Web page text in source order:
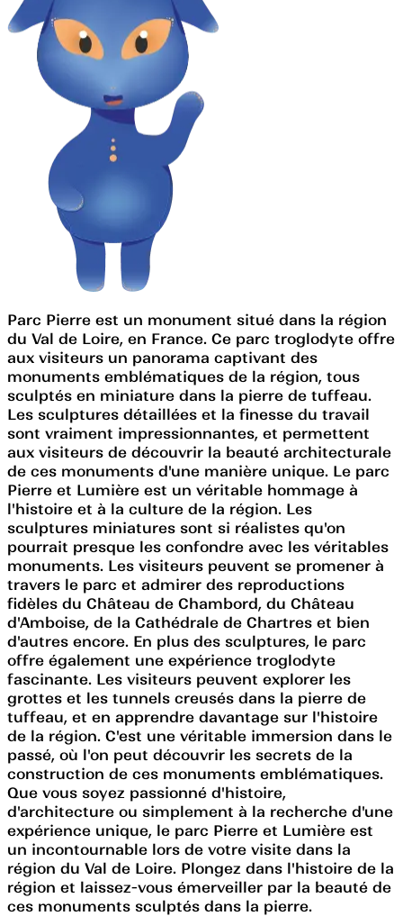
Parc Pierre est un monument situé dans la région
du Val de Loire, en France. Ce parc troglodyte offre
aux visiteurs un panorama captivant des
monuments emblématiques de la région, tous
sculptés en miniature dans la pierre de tuffeau.
Les sculptures détaillées et la finesse du travail
sont vraiment impressionnantes, et permettent
aux visiteurs de découvrir la beauté architecturale
de ces monuments d'une manière unique. Le parc
Pierre et Lumière est un véritable hommage à
l'histoire et à la culture de la région. Les
sculptures miniatures sont si réalistes qu'on
pourrait presque les confondre avec les véritables
monuments. Les visiteurs peuvent se promener à
travers le parc et admirer des reproductions
fidèles du Château de Chambord, du Château
d'Amboise, de la Cathédrale de Chartres et bien
d'autres encore. En plus des sculptures, le parc
offre également une expérience troglodyte
fascinante. Les visiteurs peuvent explorer les
grottes et les tunnels creusés dans la pierre de
tuffeau, et en apprendre davantage sur l'histoire
de la région. C'est une véritable immersion dans le
passé, où l'on peut découvrir les secrets de la
construction de ces monuments emblématiques.
Que vous soyez passionné d'histoire,
d'architecture ou simplement à la recherche d'une
expérience unique, le parc Pierre et Lumière est
un incontournable lors de votre visite dans la
région du Val de Loire. Plongez dans l'histoire de la
région et laissez-vous émerveiller par la beauté de
ces monuments sculptés dans la pierre.